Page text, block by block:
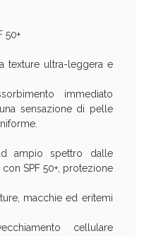
50+
texture ultra-leggera e
immediato
sensazione di pelle
ampio spettro dalle
SPF 50+, protezione
macchie ed eritemi
cellulare
oggi!